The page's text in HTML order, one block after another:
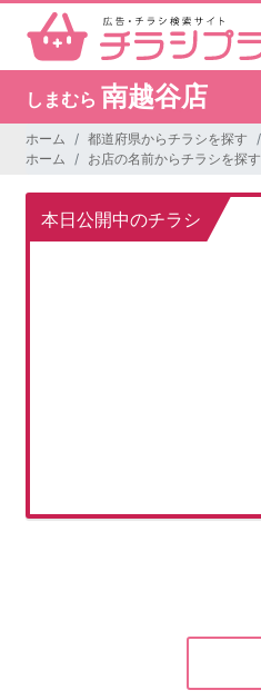
しまむら 南越谷店
ホーム 都道府県からチラシを探す
ホーム
お店の名前からチラシを探す
本日公開中のチラシ